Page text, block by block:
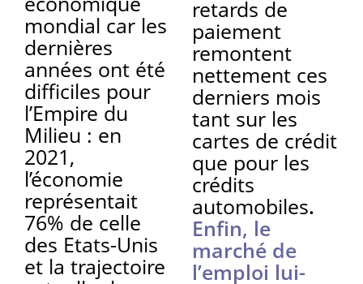
mondial car les
dernières
années ont été
difficiles pour
l’Empire du
Milieu : en
2021,
l’économie
représentait
76% de celle
des Etats-Unis
et la trajectoire
retards de
paiement
remontent
nettement ces
derniers mois
tant sur les
cartes de crédit
que pour les
crédits
automobiles.
Enfin, le
marché de
l’emploi lui-